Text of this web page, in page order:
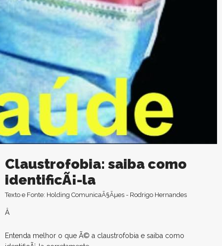
Claustrofobia: saiba como
identificÃ¡-la
Texto e Fonte: Holding ComunicaÃ§Ãµes - Rodrigo Hernandes
Â
Entenda melhor o que Ã© a claustrofobia e saiba como